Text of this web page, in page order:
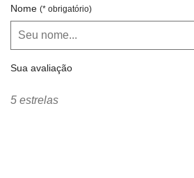
CRISTAL CLASS CROCS
CS CLUB CVC
DA FILÓ DELÍCIAS CASEIRAS
DI DONNA
Nome (* obrigatório)
Sua avaliação
5 estrelas